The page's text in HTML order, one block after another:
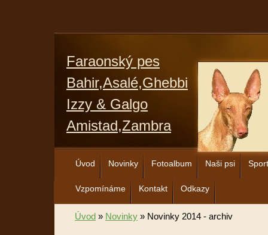
Faraonský pes
Bahir,Asalé,Ghebbi
Izzy & Galgo
Amistad,Zambra
Úvod Novinky Fotoalbum Naši psi Sport
Vzpomínáme Kontakt Odkazy
Úvod » Novinky » Novinky 2014 - archiv